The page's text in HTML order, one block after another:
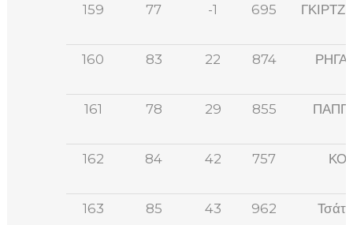
159
77 -1 695
160 83 22 874
ΡΗΓΑ
161
78 29 855
162 84 42 757
163 85 43 962